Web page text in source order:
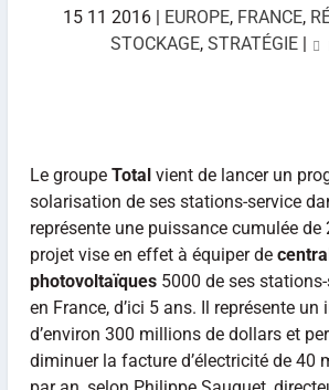
15 11 2016| EUROPE, FRANCE,
STOCKAGE, STRATÉGIE|
Le groupe Totalvient de lancer un
solarisation de ses stations-service
représente une puissance cumulée de
projet vise en effet à équiper de
photovoltaïques5000 de ses
en France, d’ici 5 ans. Il représente
d’environ 300 millions de dollars et
diminuer la facture d’électricité de 40